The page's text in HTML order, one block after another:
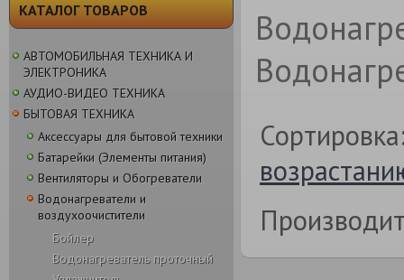
КАТАЛОГ ТОВАРОВ
АВТОМОБИЛЬНАЯ ТЕХНИКА И
ЭЛЕКТРОНИКА
АУДИО-ВИДЕО ТЕХНИКА
БЫТОВАЯ ТЕХНИКА
Аксессуары для бытовой техники
Батарейки (Элементы питания)
Вентиляторы и Обогреватели
Водонагреватели и
воздухоочистители
Бойлер
Водонагреватель проточный